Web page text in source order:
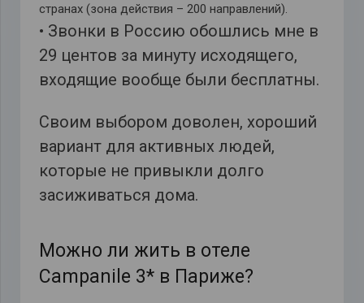
странах (зона действия – 200 направлений).
• Звонки в Россию обошлись мне в
29 центов за минуту исходящего,
входящие вообще были бесплатны.
Своим выбором доволен, хороший
вариант для активных людей,
которые не привыкли долго
засиживаться дома.
Можно ли жить в отеле
Campanile 3* в Париже?